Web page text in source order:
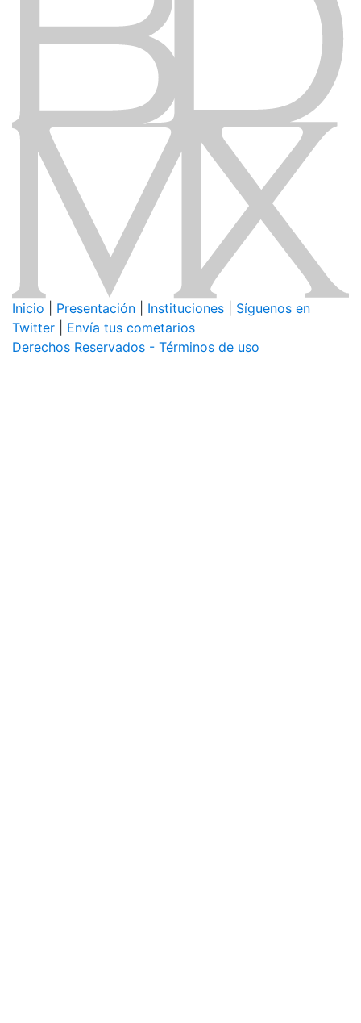
Inicio Presentación Instituciones
Síguenos en
Twitter
Envía tus cometarios
Derechos Reservados - Términos de uso